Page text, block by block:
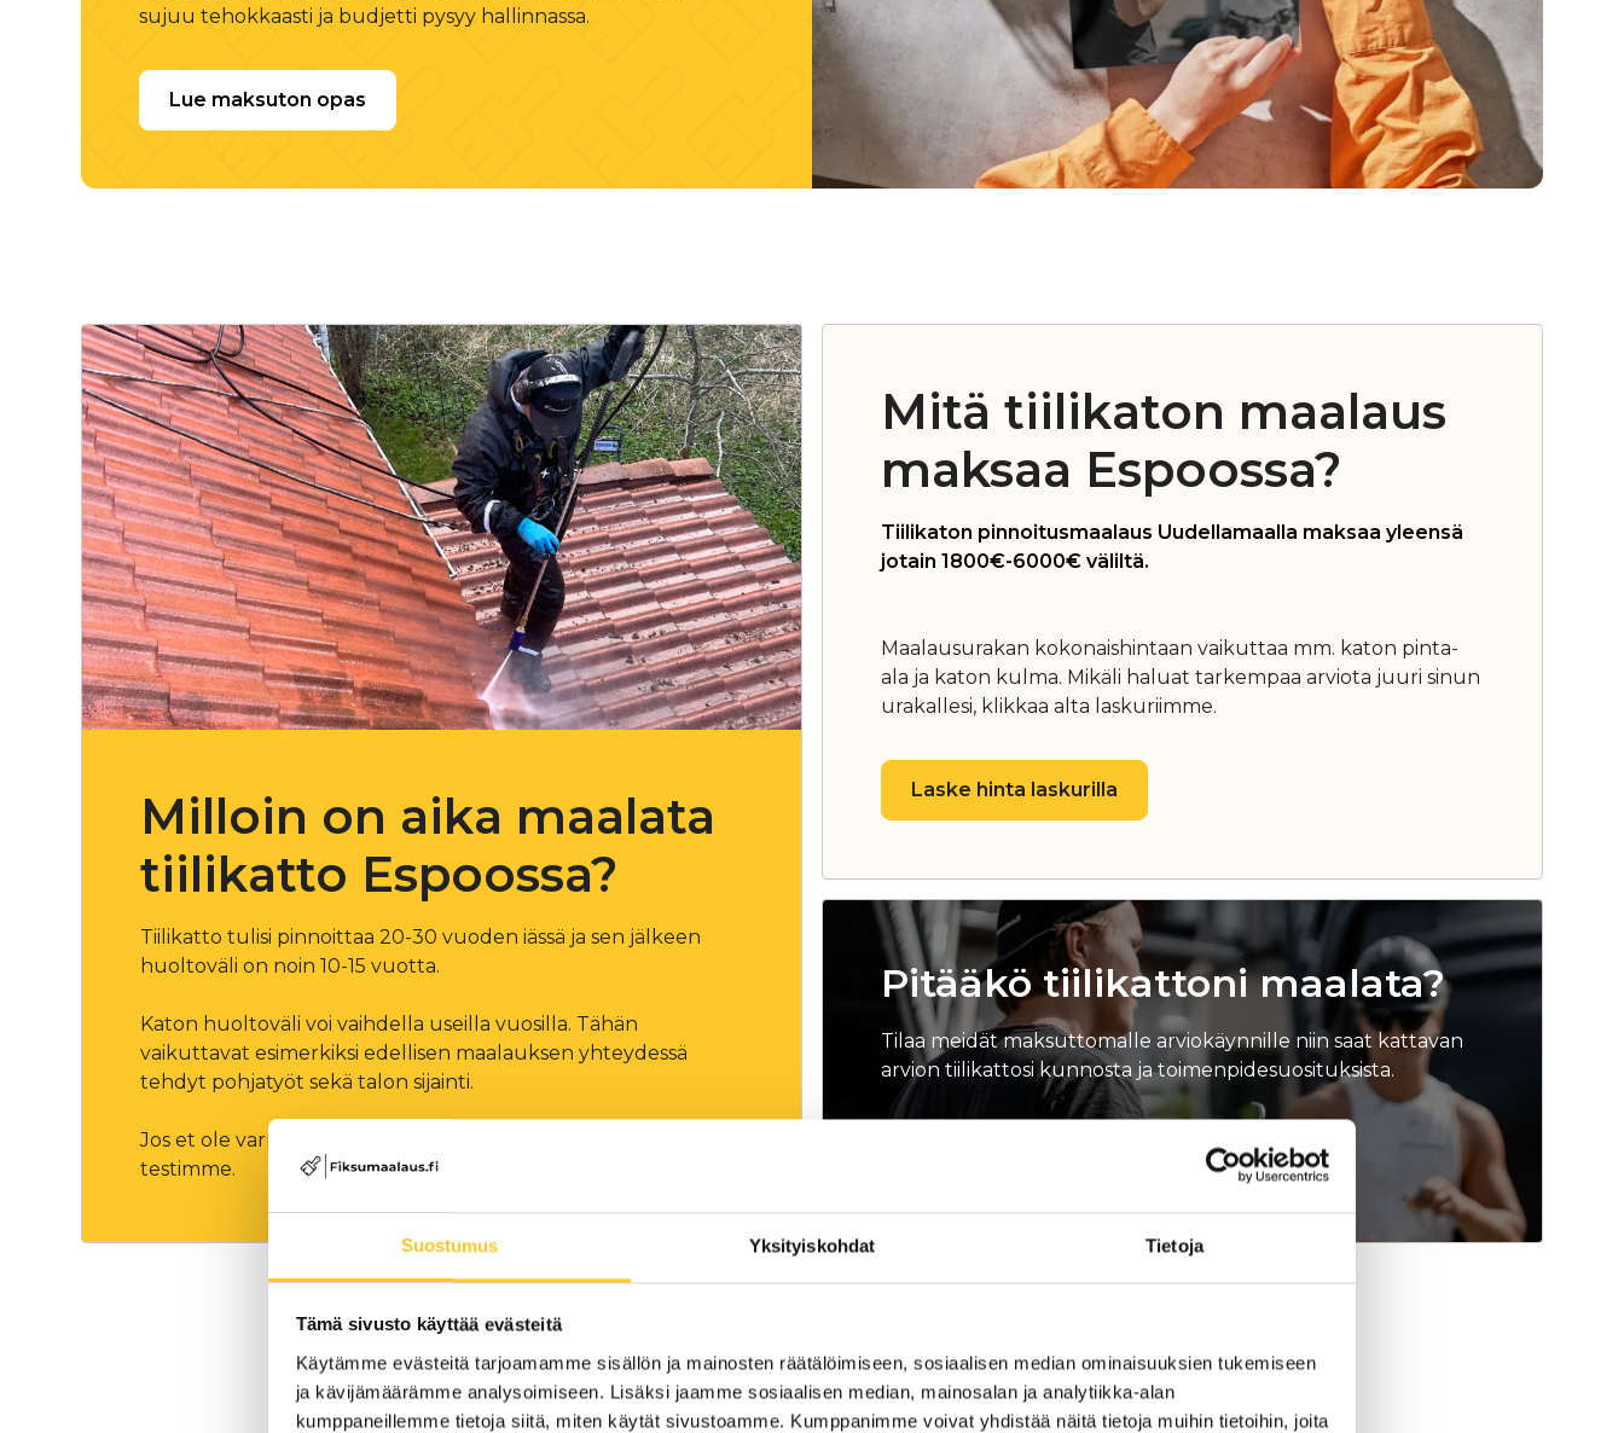
Suostumus Yksityiskohdat Tietoja
Tämä sivusto käyttää evästeitä
Käytämme evästeitä tarjoamamme sisällön ja mainosten räätälöimiseen, sosiaalisen median ominaisuuksien tukemiseen
ja kävijämäärämme analysoimiseen. Lisäksi jaamme sosiaalisen median, mainosalan ja analytiikka-alan
kumppaneillemme tietoja siitä, miten käytät sivustoamme. Kumppanimme voivat yhdistää näitä tietoja muihin tietoihin, joita
sujuu tehokkaasti ja budjetti pysyy hallinnassa.
Lue maksuton opas
Milloin on aika maalata
tiilikatto Espoossa?
Tiilikatto tulisi pinnoittaa 20-30 vuoden iässä ja sen jälkeen
huoltoväli on noin 10-15 vuotta.
Katon huoltoväli voi vaihdella useilla vuosilla. Tähän
vaikuttavat esimerkiksi edellisen maalauksen yhteydessä
tehdyt pohjatyöt sekä talon sijainti.
Jos et ole varma kattosi kunnosta, voit tehdä nopean
testimme.
Mitä tiilikaton maalaus
maksaa Espoossa?
Tiilikaton pinnoitusmaalaus Uudellamaalla maksaa yleensä
jotain 1800€-6000€ väliltä.
Maalausurakan kokonaishintaan vaikuttaa mm. katon pinta-
ala ja katon kulma. Mikäli haluat tarkempaa arviota juuri sinun
urakallesi, klikkaa alta laskuriimme.
Laske hinta laskurilla
Pitääkö tiilikattoni maalata?
Tilaa meidät maksuttomalle arviokäynnille niin saat kattavan
arvion tiilikattosi kunnosta ja toimenpidesuosituksista.
Näitäyleensämietitään